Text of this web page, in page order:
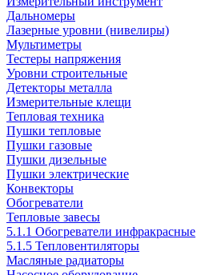
Дальномеры
Лазерные уровни (нивелиры)
Мультиметры
Тестеры напряжения
Уровни строительные
Детекторы металла
Измерительные клещи
Тепловая техника
Пушки тепловые
Пушки газовые
Пушки дизельные
Пушки электрические
Конвекторы
Обогреватели
Тепловые завесы
5.1.1 Обогреватели инфракрасные
5.1.5 Тепловентиляторы
Масляные радиаторы